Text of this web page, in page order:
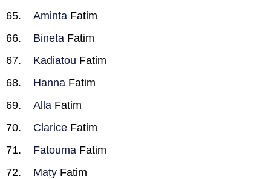
Aminta Fatim
Bineta Fatim
Kadiatou Fatim
Hanna Fatim
Alla Fatim
Clarice Fatim
Fatouma Fatim
Maty Fatim